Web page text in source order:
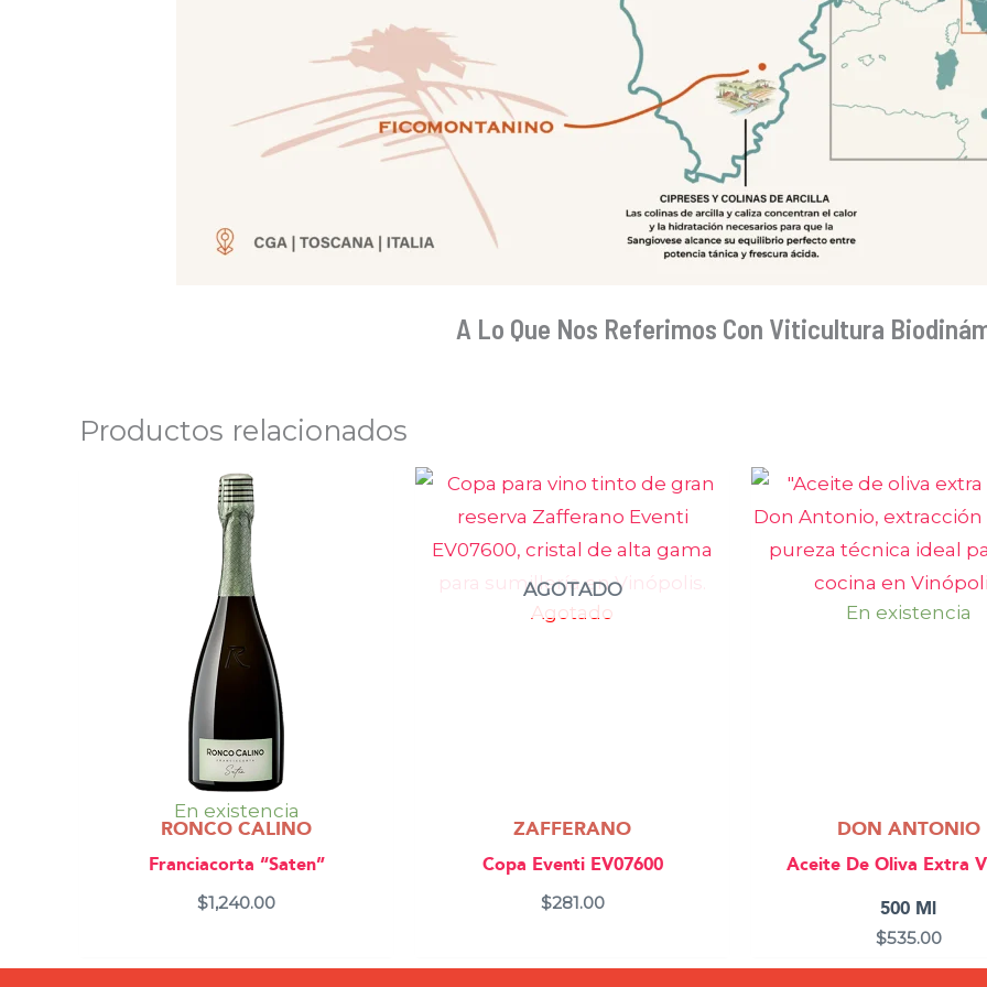
A Lo Que Nos Referimos Con Viticultura
Productos relacionados
En existencia
RONCO CALINO
Franciacorta “Saten”
$1,240.00
AGOTADO
Agotado
ZAFFERANO
Copa Eventi EV07600
$281.00
En existencia
DON ANTONIO
Aceite De Oliva Extra
500 Ml
$535.00